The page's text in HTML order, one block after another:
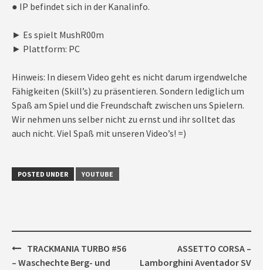
● IP befindet sich in der Kanalinfo.
► Es spielt MushR00m
► Plattform: PC
Hinweis: In diesem Video geht es nicht darum irgendwelche
Fähigkeiten (Skill’s) zu präsentieren. Sondern lediglich um
Spaß am Spiel und die Freundschaft zwischen uns Spielern.
Wir nehmen uns selber nicht zu ernst und ihr solltet das
auch nicht. Viel Spaß mit unseren Video’s! =)
POSTED UNDER YOUTUBE
Post
navigation
TRACKMANIA TURBO #56
– Waschechte Berg- und
ASSETTO CORSA –
Lamborghini Aventador SV